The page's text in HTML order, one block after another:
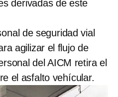
derivadas de este
de seguridad vial
agilizar el flujo de
del AICM retira el
el asfalto vehícular.